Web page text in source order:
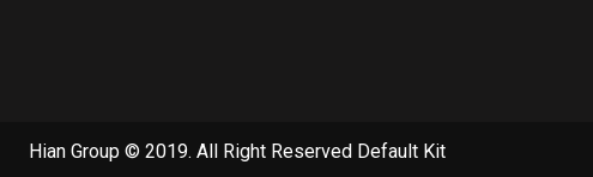
Hian Group © 2019. All Right Reserved Default Kit